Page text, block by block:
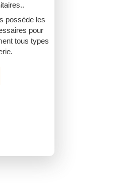
possède les
pour
tous types